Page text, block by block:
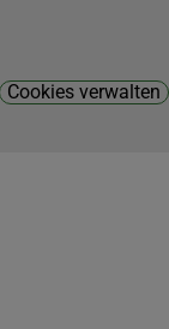
Cookies verwalten